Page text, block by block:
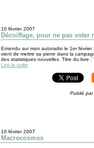
10 février 2007
Décoiffage, pour ne pas voter
Entendu sur mon autoradio le 1er
vient de mettre sa pierre dans la
des statistiques nouvelles. Titre du livre :
Lire la suite
Publié par
10 février 2007
Macrocosmos